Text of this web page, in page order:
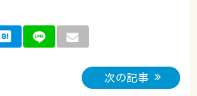
次の記事